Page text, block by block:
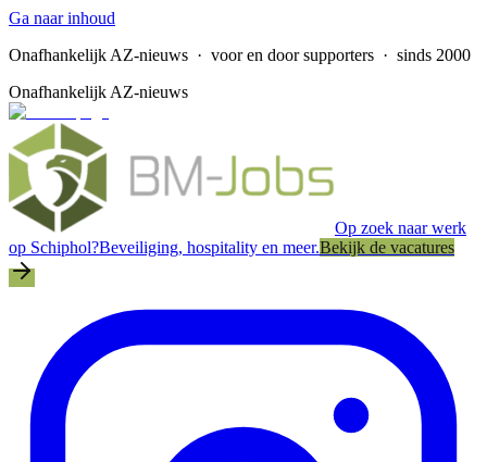
Ga naar inhoud
Onafhankelijk AZ-nieuws · voor en door supporters · sinds 2000
Onafhankelijk AZ-nieuws
Op zoek naar werk
op Schiphol?Beveiliging, hospitality en meer.Bekijk de vacatures